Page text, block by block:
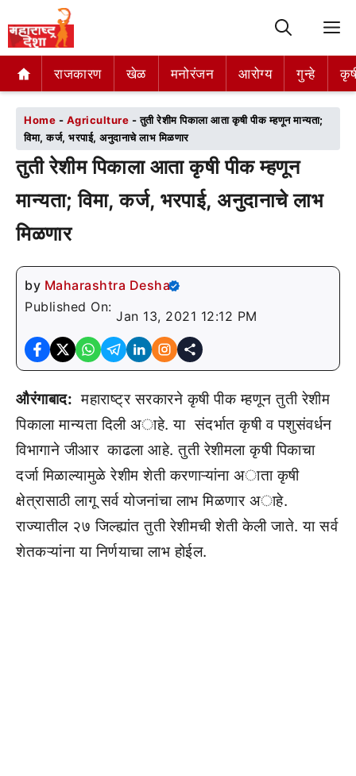
राजकारण खेळ मनोरंजन आरोग्य गुन्हे
राजकारण खेळ मनोरंजन आरोग्य गुन्हे
Home - Agriculture -तुती रेशीम पिकाला आता कृषी पीक म्हणून मान्यता;
विमा, कर्ज, भरपाई, अनुदानाचे लाभ मिळणार
तुती रेशीम पिकाला आता कृषी पीक म्हणून
मान्यता; विमा, कर्ज, भरपाई, अनुदानाचे लाभ
मिळणार
by Maharashtra Desha
Published On:
Jan 13, 2021 12:12 PM
औरंगाबाद: महाराष्ट्र सरकारने कृषी पीक म्हणून तुती रेशीम
पिकाला मान्यता दिली अाहे. या संदर्भात कृषी व पशुसंवर्धन
विभागाने जीआर काढला आहे. तुती रेशीमला कृषी पिकाचा
दर्जा मिळाल्यामुळे रेशीम शेती करणाऱ्यांना अाता कृषी
क्षेत्रासाठी लागू सर्व योजनांचा लाभ मिळणार अाहे.
राज्यातील २७ जिल्ह्यांत तुती रेशीमची शेती केली जाते. या सर्व
शेतकऱ्यांना या निर्णयाचा लाभ होईल.